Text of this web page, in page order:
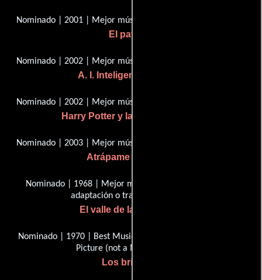
Nominado | 2001 | Mejor música, Puntuación original
El patriota
Nominado | 2002 | Mejor música, Puntuación original
A. I. Inteligencia artificial
Nominado | 2002 | Mejor música, Puntuación original
Harry Potter y la piedra filosofal
Nominado | 2003 | Mejor música, Puntuación original
Atrápame si puedes
Nominado | 1968 | Mejor música, cableado de música,
adaptación o tratamiento
El valle de las muñecas
Nominado | 1970 | Best Music, Original Score for a Motion
Picture (not a Musical)
Los bribones